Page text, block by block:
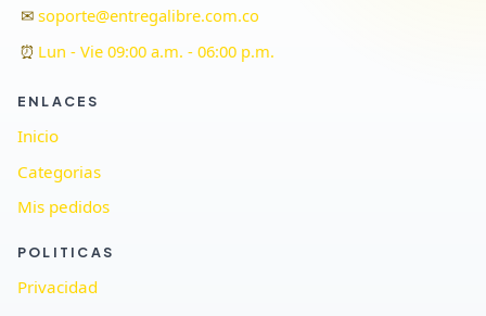
✉ soporte@entregalibre.com.co
⏰ Lun - Vie 09:00 a.m. - 06:00 p.m.
ENLACES
Inicio
Categorias
Mis pedidos
POLITICAS
Privacidad